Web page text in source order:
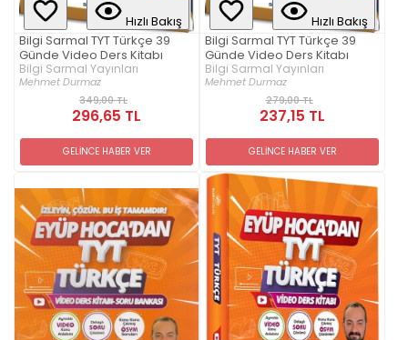
Hızlı Bakış
Bilgi Sarmal TYT Türkçe 39
Günde Video Ders Kitabı
Bilgi Sarmal Yayınları
Mehmet Durmaz
349,00 TL
296,65 TL
GELİNCE HABER VER
Hızlı Bakış
Bilgi Sarmal TYT Türkçe 39
Günde Video Ders Kitabı
Bilgi Sarmal Yayınları
Mehmet Durmaz
279,00 TL
237,15 TL
GELİNCE HABER VER